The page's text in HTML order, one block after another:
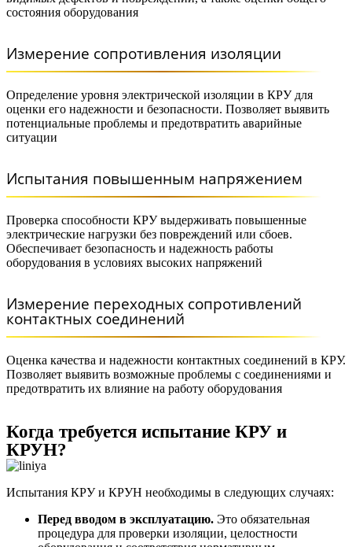
состояния оборудования
Измерение сопротивления изоляции
Определение уровня электрической изоляции в КРУ для
оценки его надежности и безопасности. Позволяет выявить
потенциальные проблемы и предотвратить аварийные
ситуации
Испытания повышенным напряжением
Проверка способности КРУ выдерживать повышенные
электрические нагрузки без повреждений или сбоев.
Обеспечивает безопасность и надежность работы
оборудования в условиях высоких напряжений
Измерение переходных сопротивлений
контактных соединений
Оценка качества и надежности контактных соединений в КРУ.
Позволяет выявить возможные проблемы с соединениями и
предотвратить их влияние на работу оборудования
Когда требуется испытание КРУ и
КРУН?
Испытания КРУ и КРУН необходимы в следующих случаях:
Перед вводом в эксплуатацию. Это обязательная
процедура для проверки изоляции, целостности